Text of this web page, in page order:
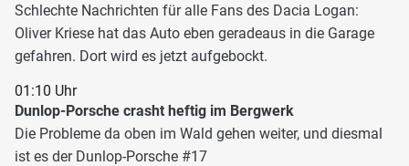
Schlechte Nachrichten für alle Fans des Dacia Logan:
Oliver Kriese hat das Auto eben geradeaus in die Garage
gefahren. Dort wird es jetzt aufgebockt.
01:10 Uhr
Dunlop-Porsche crasht heftig im Bergwerk
Die Probleme da oben im Wald gehen weiter, und diesmal
ist es der Dunlop-Porsche #17